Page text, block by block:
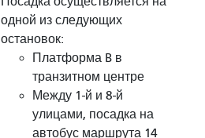
одной из следующих
остановок:
Платформа B в
транзитном центре
Между 1-й и 8-й
улицами, посадка на
автобус маршрута 14